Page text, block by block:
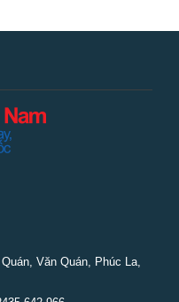
Văn Quán, Phúc La,